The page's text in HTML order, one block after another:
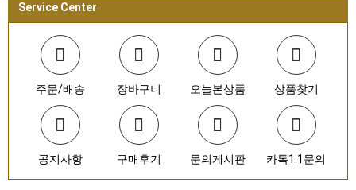
Service Center
주문/배송 장바구니 오늘본상품 상품찾기
공지사항 구매후기 문의게시판 카톡1:1문의